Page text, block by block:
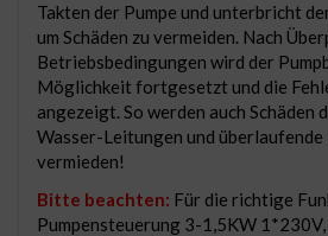
Takten der Pumpe und unterbricht
um Schäden zu vermeiden. Nach
Betriebsbedingungen wird der
Möglichkeit fortgesetzt und die
angezeigt. So werden auch Schäden
Wasser-Leitungen und überlaufende
vermieden!
Bitte beachten: Für die richtige
Pumpensteuerung 3-1,5KW